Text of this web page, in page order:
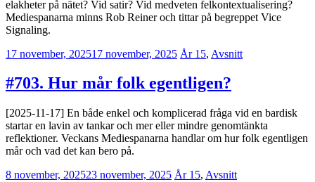
elakheter på nätet? Vid satir? Vid medveten felkontextualisering?
Mediespanarna minns Rob Reiner och tittar på begreppet Vice
Signaling.
17 november, 202517 november, 2025 Jesper
År 15, Avsnitt
#703. Hur mår folk egentligen?
[2025-11-17] En både enkel och komplicerad fråga vid en bardisk
startar en lavin av tankar och mer eller mindre genomtänkta
reflektioner. Veckans Mediespanarna handlar om hur folk egentligen
mår och vad det kan bero på.
8 november, 202523 november, 2025 Erik
År 15, Avsnitt